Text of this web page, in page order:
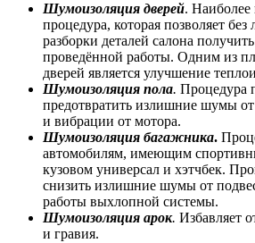
Шумоизоляция дверей. Наиболее
процедура, которая позволяет
разборки деталей салона
проведённой работы. Одним из
дверей является улучшение
Шумоизоляция пола. Процедура
предотвратить излишние шумы
и вибрации от мотора.
Шумоизоляция багажника.
автомобилям, имеющим
кузовом универсал и хэтчбек.
снизить излишние шумы от
работы выхлопной системы.
Шумоизоляция арок. Избавляет
и гравия.